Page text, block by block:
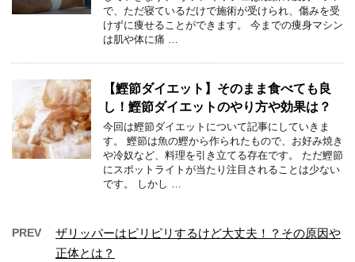
で、ただ寝ているだけで施術が受けられ、傷みを受
けずに痩せることができます。 今までの痩身マシン
は肌や体に痛 …
【鰹節ダイエット】そのまま食べても良
し！鰹節ダイエットのやり方や効果は？
今回は鰹節ダイエットについて記事にしていきま
す。 鰹節は魚の鰹から作られたもので、お好み焼き
や冷奴など、料理を引き立てる存在です。 ただ鰹節
にスポットライトが当たり注目されることは少ない
です。 しかし …
PREV
ザリッパーはピリピリするけど大丈夫！？その原因や
正体とは？